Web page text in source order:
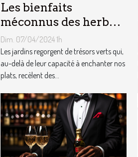
Les bienfaits
méconnus des herbes
aromatiques du jardin
sur notre santé
Dim. 07/04/2024 1h
Les jardins regorgent de trésors verts qui,
au-delà de leur capacité à enchanter nos
plats, recèlent des...